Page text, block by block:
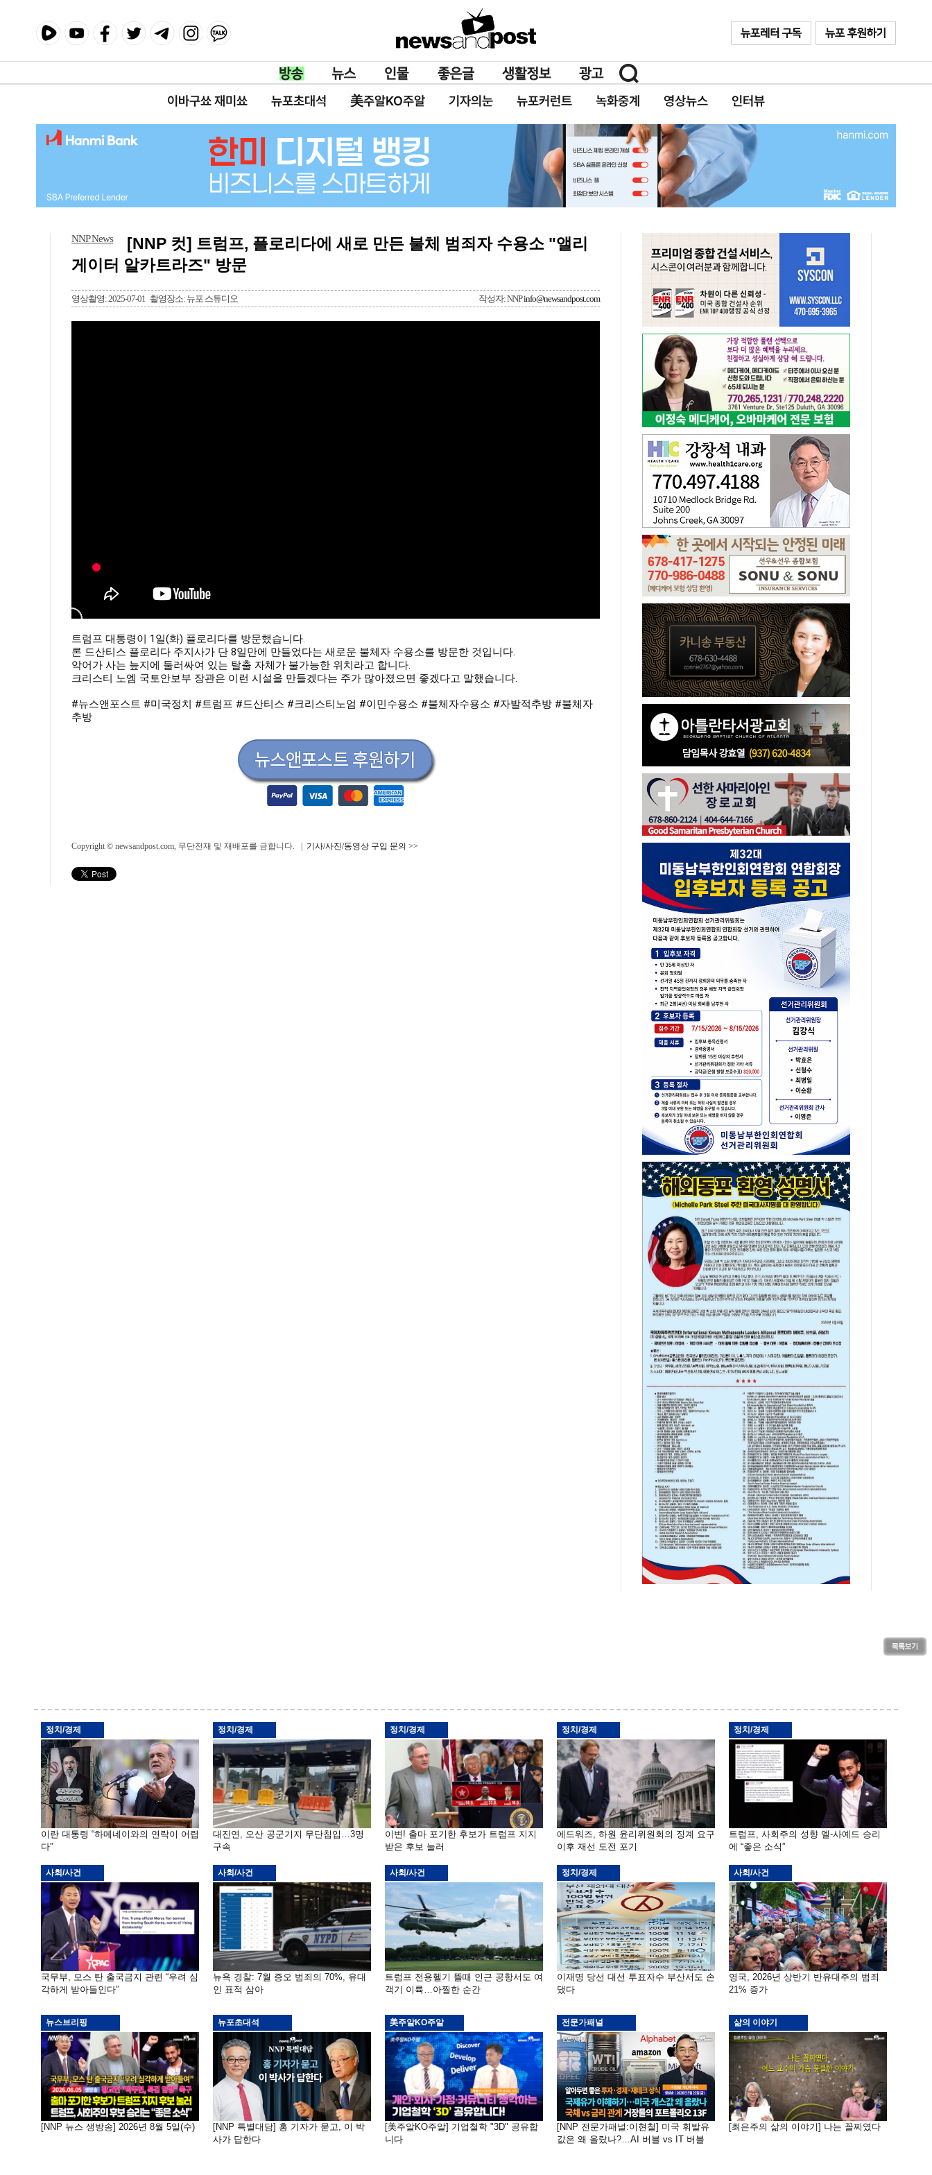
이바구쑈 재미쑈 뉴포초대석 美주알KO주알 기자의눈 뉴포커런트 녹화중계 영상뉴스 인터뷰
NNP News
[NNP 컷] 트럼프, 플로리다에 새로 만든 불체 범죄자 수용소 "앨리
게이터 알카트라즈" 방문
영상촬영: 2025-07-01 촬영장소: 뉴포 스튜디오 작성자: NNPinfo@newsandpost.com
트럼프 대통령이 1일(화) 플로리다를 방문했습니다.
론 드산티스 플로리다 주지사가 단 8일만에 만들었다는 새로운 불체자 수용소를 방문한 것입니다.
악어가 사는 늪지에 둘러싸여 있는 탈출 자체가 불가능한 위치라고 합니다.
크리스티 노엠 국토안보부 장관은 이런 시설을 만들겠다는 주가 많아졌으면 좋겠다고 말했습니다.
#뉴스앤포스트 #미국정치 #트럼프 #드산티스 #크리스티노엄 #이민수용소 #불체자수용소 #자발적추방 #불체자
추방
Copyright © newsandpost.com, 무단전재 및 재배포를 금합니다. | 기사/사진/동영상 구입 문의 >>
정치/경제
이란 대통령 “하메네이와의 연락이 어렵
다”
정치/경제
대진연, 오산 공군기지 무단침입…3명
구속
정치/경제
이변! 출마 포기한 후보가 트럼프 지지
받은 후보 눌러
정치/경제
에드워즈, 하원 윤리위원회의 징계 요구
이후 재선 도전 포기
정치/경제
트럼프, 사회주의 성향 엘-사예드 승리
에 “좋은 소식”
사회/사건
국무부, 모스 탄 출국금지 관련 “우려 심
각하게 받아들인다”
사회/사건
뉴욕 경찰: 7월 증오 범죄의 70%, 유대
인 표적 삼아
사회/사건
트럼프 전용헬기 뜰때 인근 공항서도 여
객기 이륙…아찔한 순간
정치/경제
이재명 당선 대선 투표자수 부산서도 손
댔다
사회/사건
영국, 2026년 상반기 반유대주의 범죄
21% 증가
뉴스브리핑
[NNP 뉴스 생방송] 2026년 8월 5일(수)
뉴포초대석
[NNP 특별대담] 홍 기자가 묻고, 이 박
사가 답한다
美주알KO주알
[美주알KO주알] 기업철학 "3D" 공유합
니다
전문가패널
[NNP 전문가패널:이현철] 미국 휘발유
값은 왜 올랐나?…AI 버블 vs IT 버블
삶의 이야기
[최은주의 삶의 이야기] 나는 꼴찌였다